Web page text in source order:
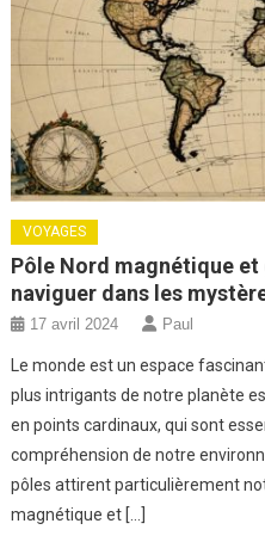
VOYAGES
Pôle Nord magnétique
naviguer dans les
17 avril 2024 Paul
Le monde est un espace
plus intrigants de notre planète
en points cardinaux, qui sont
compréhension de notre
pôles attirent particulièrement
magnétique et […]